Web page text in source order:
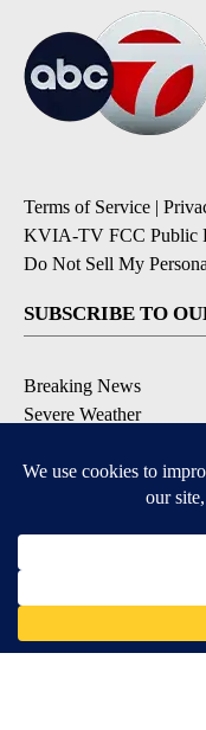
Terms of Service |
KVIA-TV FCC Public
Do Not Sell My
SUBSCRIBE TO
Breaking News
Severe Weather
Daily Weather Forecast
DOWNLOAD OUR